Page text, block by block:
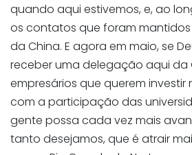
quando aqui estivemos, e, ao
os contatos que foram
da China. E agora em maio, se
receber uma delegação aqui da
empresários que querem investir
com a participação das
gente possa cada vez mais
tanto desejamos, que é atrair